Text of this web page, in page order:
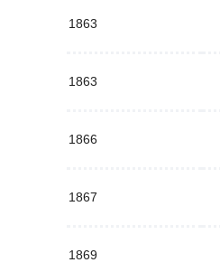
1863
1863
1866
1867
1869